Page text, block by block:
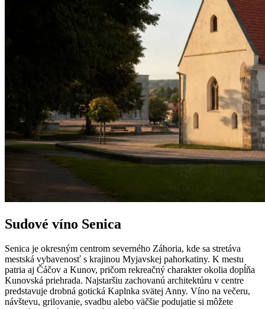
Sudové víno Senica
Senica je okresným centrom severného Záhoria, kde sa stretáva
mestská vybavenosť s krajinou Myjavskej pahorkatiny. K mestu
patria aj Čáčov a Kunov, pričom rekreačný charakter okolia dopĺňa
Kunovská priehrada. Najstaršiu zachovanú architektúru v centre
predstavuje drobná gotická Kaplnka svätej Anny. Víno na večeru,
návštevu, grilovanie, svadbu alebo väčšie podujatie si môžete